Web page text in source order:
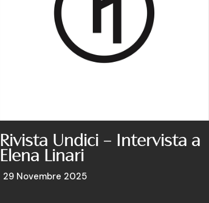
Rivista Undici – Intervista a
Elena Linari
29 Novembre 2025